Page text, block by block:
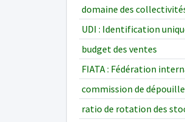
domaine des
UDI : Identification
budget des ventes
FIATA : Fédération
commission de
ratio de rotation des